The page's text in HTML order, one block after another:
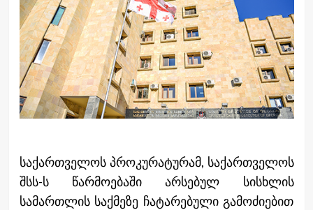
საქართველოს პროკურატურამ, საქართველოს
შსს-ს წარმოებაში არსებულ სისხლის
სამართლის საქმეზე ჩატარებული გამოძიებით